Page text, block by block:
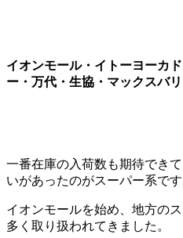
イオンモール・イトーヨーカ
ー・万代・生協・マックスバ
一番在庫の入荷数も期待でき
いがあったのがスーパー系です
イオンモールを始め、地方の
多く取り扱われてきました。